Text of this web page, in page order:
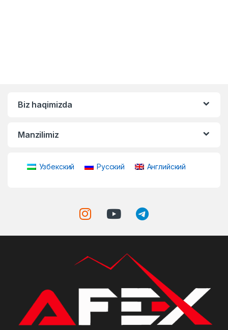
Biz haqimizda
Manzilimiz
Узбекский Русский Английский